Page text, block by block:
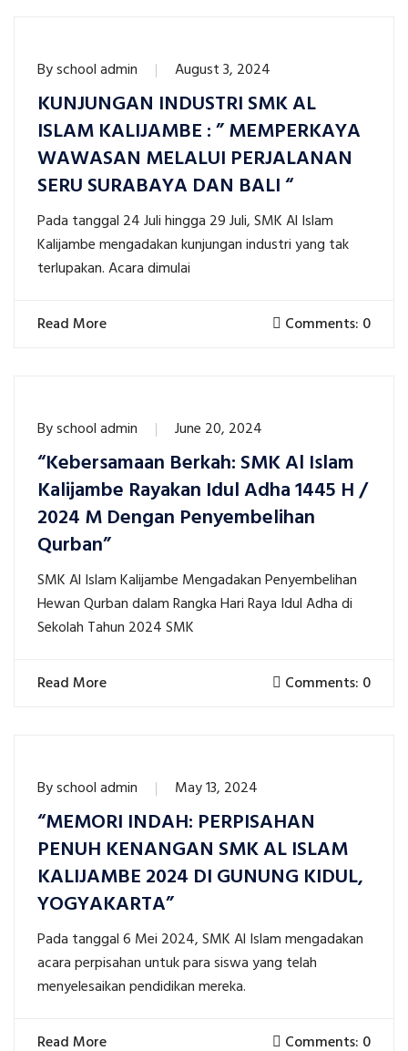
Byschool admin August 3, 2024
KUNJUNGAN INDUSTRI SMK AL
ISLAM KALIJAMBE : ” MEMPERKAYA
WAWASAN MELALUI PERJALANAN
SERU SURABAYA DAN BALI “
Pada tanggal 24 Juli hingga 29 Juli, SMK Al Islam
Kalijambe mengadakan kunjungan industri yang tak
terlupakan. Acara dimulai
Read More Comments: 0
Byschool admin June 20, 2024
“Kebersamaan Berkah: SMK Al Islam
Kalijambe Rayakan Idul Adha 1445 H /
2024 M Dengan Penyembelihan
Qurban”
SMK Al Islam Kalijambe Mengadakan Penyembelihan
Hewan Qurban dalam Rangka Hari Raya Idul Adha di
Sekolah Tahun 2024 SMK
Read More Comments: 0
Byschool admin May 13, 2024
“MEMORI INDAH: PERPISAHAN
PENUH KENANGAN SMK AL ISLAM
KALIJAMBE 2024 DI GUNUNG KIDUL,
YOGYAKARTA”
Pada tanggal 6 Mei 2024, SMK Al Islam mengadakan
acara perpisahan untuk para siswa yang telah
menyelesaikan pendidikan mereka.
Read More Comments: 0